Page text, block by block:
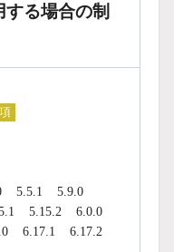
る場合の制
5.5.1
5.9.0
5.15.2
6.0.0
6.17.1
6.17.2